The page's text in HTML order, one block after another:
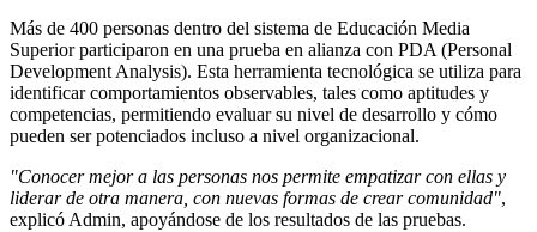
Más de 400 personas dentro del sistema de Educación Media
Superior participaron en una prueba en alianza con PDA (Personal
Development Analysis). Esta herramienta tecnológica se utiliza para
identificar comportamientos observables, tales como aptitudes y
competencias, permitiendo evaluar su nivel de desarrollo y cómo
pueden ser potenciados incluso a nivel organizacional.
"Conocer mejor a las personas nos permite empatizar con ellas y
liderar de otra manera, con nuevas formas de crear comunidad",
explicó Admin, apoyándose de los resultados de las pruebas.